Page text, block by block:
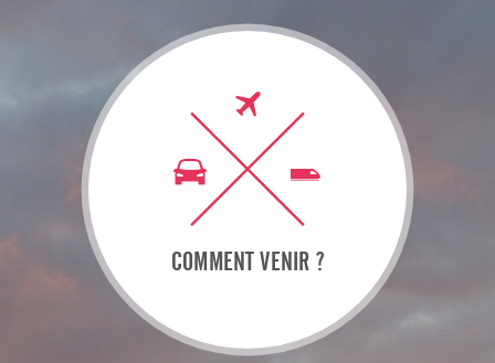
COMMENT VENIR ?